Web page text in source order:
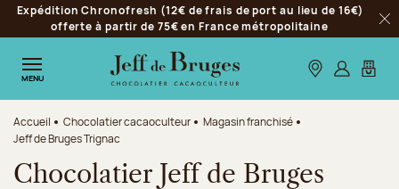
Aller à la navigation
Aller au contenu principal
Aller au pied de page
Expédition Chronofresh (12€ de frais de port au lieu de 16€)
offerte à partir de 75€ en France métropolitaine
MENU Nos boutiques
S’identifier
Mon
Accueil Chocolatier cacaoculteur
Magasin franchisé
Jeff de Bruges Trignac
Chocolatier Jeff de Bruges